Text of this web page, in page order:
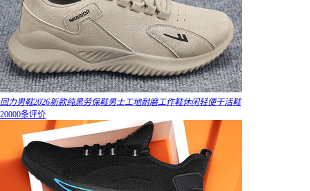
回力男鞋2026新款纯黑劳保鞋男士工地耐磨工作鞋休闲轻便干活鞋
20000条评价